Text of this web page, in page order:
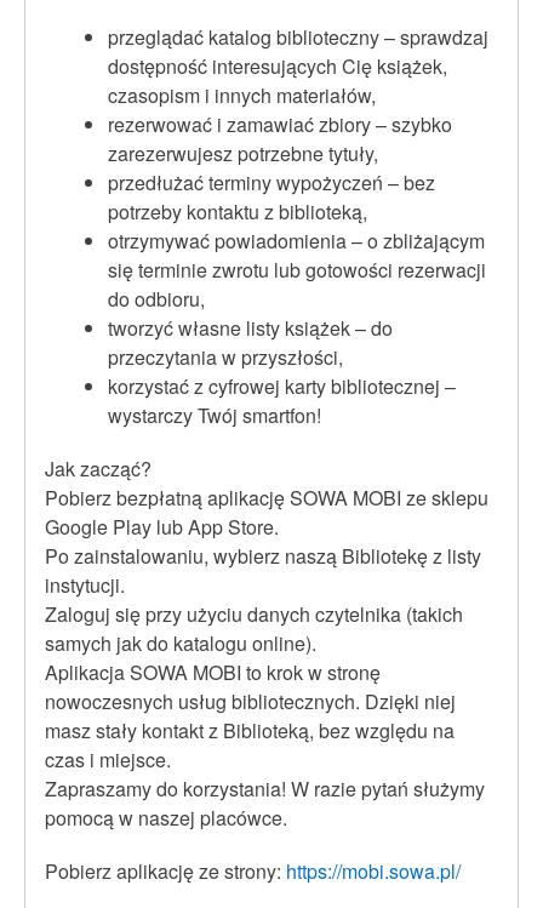
przeglądać katalog biblioteczny – sprawdzaj
dostępność interesujących Cię książek,
czasopism i innych materiałów,
rezerwować i zamawiać zbiory – szybko
zarezerwujesz potrzebne tytuły,
przedłużać terminy wypożyczeń – bez
potrzeby kontaktu z biblioteką,
otrzymywać powiadomienia – o zbliżającym
się terminie zwrotu lub gotowości rezerwacji
do odbioru,
tworzyć własne listy książek – do
przeczytania w przyszłości,
korzystać z cyfrowej karty bibliotecznej –
wystarczy Twój smartfon!
Jak zacząć?
Pobierz bezpłatną aplikację SOWA MOBI ze sklepu
Google Play lub App Store.
Po zainstalowaniu, wybierz naszą Bibliotekę z listy
instytucji.
Zaloguj się przy użyciu danych czytelnika (takich
samych jak do katalogu online).
Aplikacja SOWA MOBI to krok w stronę
nowoczesnych usług bibliotecznych. Dzięki niej
masz stały kontakt z Biblioteką, bez względu na
czas i miejsce.
Zapraszamy do korzystania! W razie pytań służymy
pomocą w naszej placówce.
Pobierz aplikację ze strony: https://mobi.sowa.pl/